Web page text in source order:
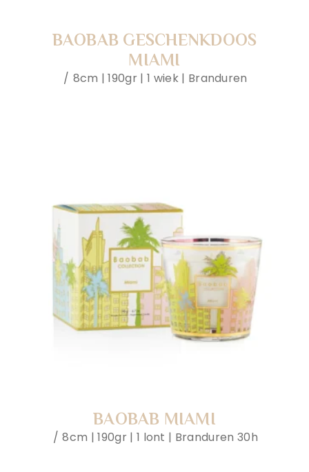
BAOBAB GESCHENKDOOS
MIAMI
8cm | 190gr | 1 wiek | Branduren
BAOBAB MIAMI
8cm | 190gr | 1 lont | Branduren 30h